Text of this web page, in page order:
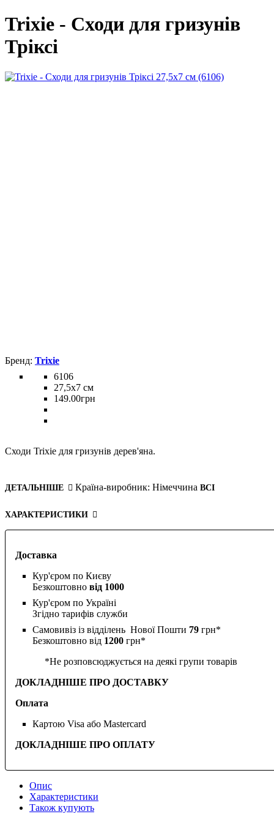
Trixie - Сходи для гризунів
Тріксі
Доставка
Кур'єром по Києву
Безкоштовно від 1000
Кур'єром по Україні
Згідно тарифів служби
Самовивіз із відділень Нової Пошти 79 грн*
Безкоштовно від 1200 грн*
*Не розповсюджується на деякі групи товарів
ДОКЛАДНІШЕ ПРО ДОСТАВКУ
Оплата
Картою Visa або Mastercard
ДОКЛАДНІШЕ ПРО ОПЛАТУ
Trixie
6106
27,5х7 см
149.00грн
Сходи Trixie для гризунів дерев'яна.
ДЕТАЛЬНІШЕ Країна-виробник: Німеччина ВСІ
ХАРАКТЕРИСТИКИ
Опис
Характеристики
Також купують